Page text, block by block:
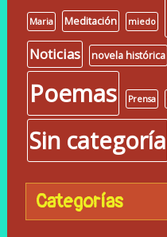
Maria Meditación miedo
Noticias novela histórica
Poemas Prensa
Sin categoría
Categorías